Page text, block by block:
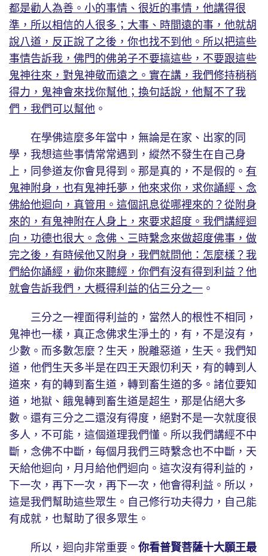
都是勸人為善。小的事情、很近的事情，他講得很
準，所以相信的人很多；大事、時間遠的事，他就胡
說八道，反正說了之後，你也找不到他。所以把這些
事情告訴我，佛門的佛弟子不要搞這些，不要跟這些
鬼神往來，對鬼神敬而遠之。實在講，我們修持稍稍
得力，鬼神會來找你幫他；換句話說，他幫不了我
們，我們可以幫他 。
在學佛這麼多年當中，無論是在家、出家的同
學，我想這些事情常常遇到，縱然不發生在自己身
上，同參道友你會見得到。那是真的，不是假的。 有
鬼神附身，也有鬼神托夢，他來求你，求你誦經、念
佛給他迴向，真管用。這個訊息從哪裡來的？從附身
來的，有鬼神附在人身上，來要求超度。我們講經迴
向，功德也很大。念佛、三時繫念來做超度佛事，做
完之後，有時候他又附身，我們就問他：怎麼樣？我
們給你誦經，勸你來聽經，你們有沒有得到利益？他
就會告訴我們，大概得利益的佔三分之一 。
三分之一裡面得利益的，當然人的根性不相同，
鬼神也一樣，真正念佛求生淨土的，有，不是沒有，
少數。而多數怎麼？生天，脫離惡道，生天。我們知
道，他們生天多半是在四王天跟忉利天，有的轉到人
道來，有的轉到畜生道，轉到畜生道的多。諸位要知
道，地獄、餓鬼轉到畜生道是超生，那是佔絕大多
數。還有三分之二還沒有得度，絕對不是一次就度很
多人，不可能，這個道理我們懂。所以我們講經不中
斷，念佛不中斷，每個月我們三時繫念也不中斷，天
天給他迴向，月月給他們迴向。這次沒有得利益的，
下一次，再下一次，再下一次，他會得利益。所以，
這是我們幫助這些眾生。自己修行功夫得力，自己能
有成就，也幫助了很多眾生。
所以，迴向非常重要。 你看普賢菩薩十大願王最